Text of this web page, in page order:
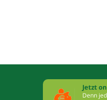
Jetzt
Denn